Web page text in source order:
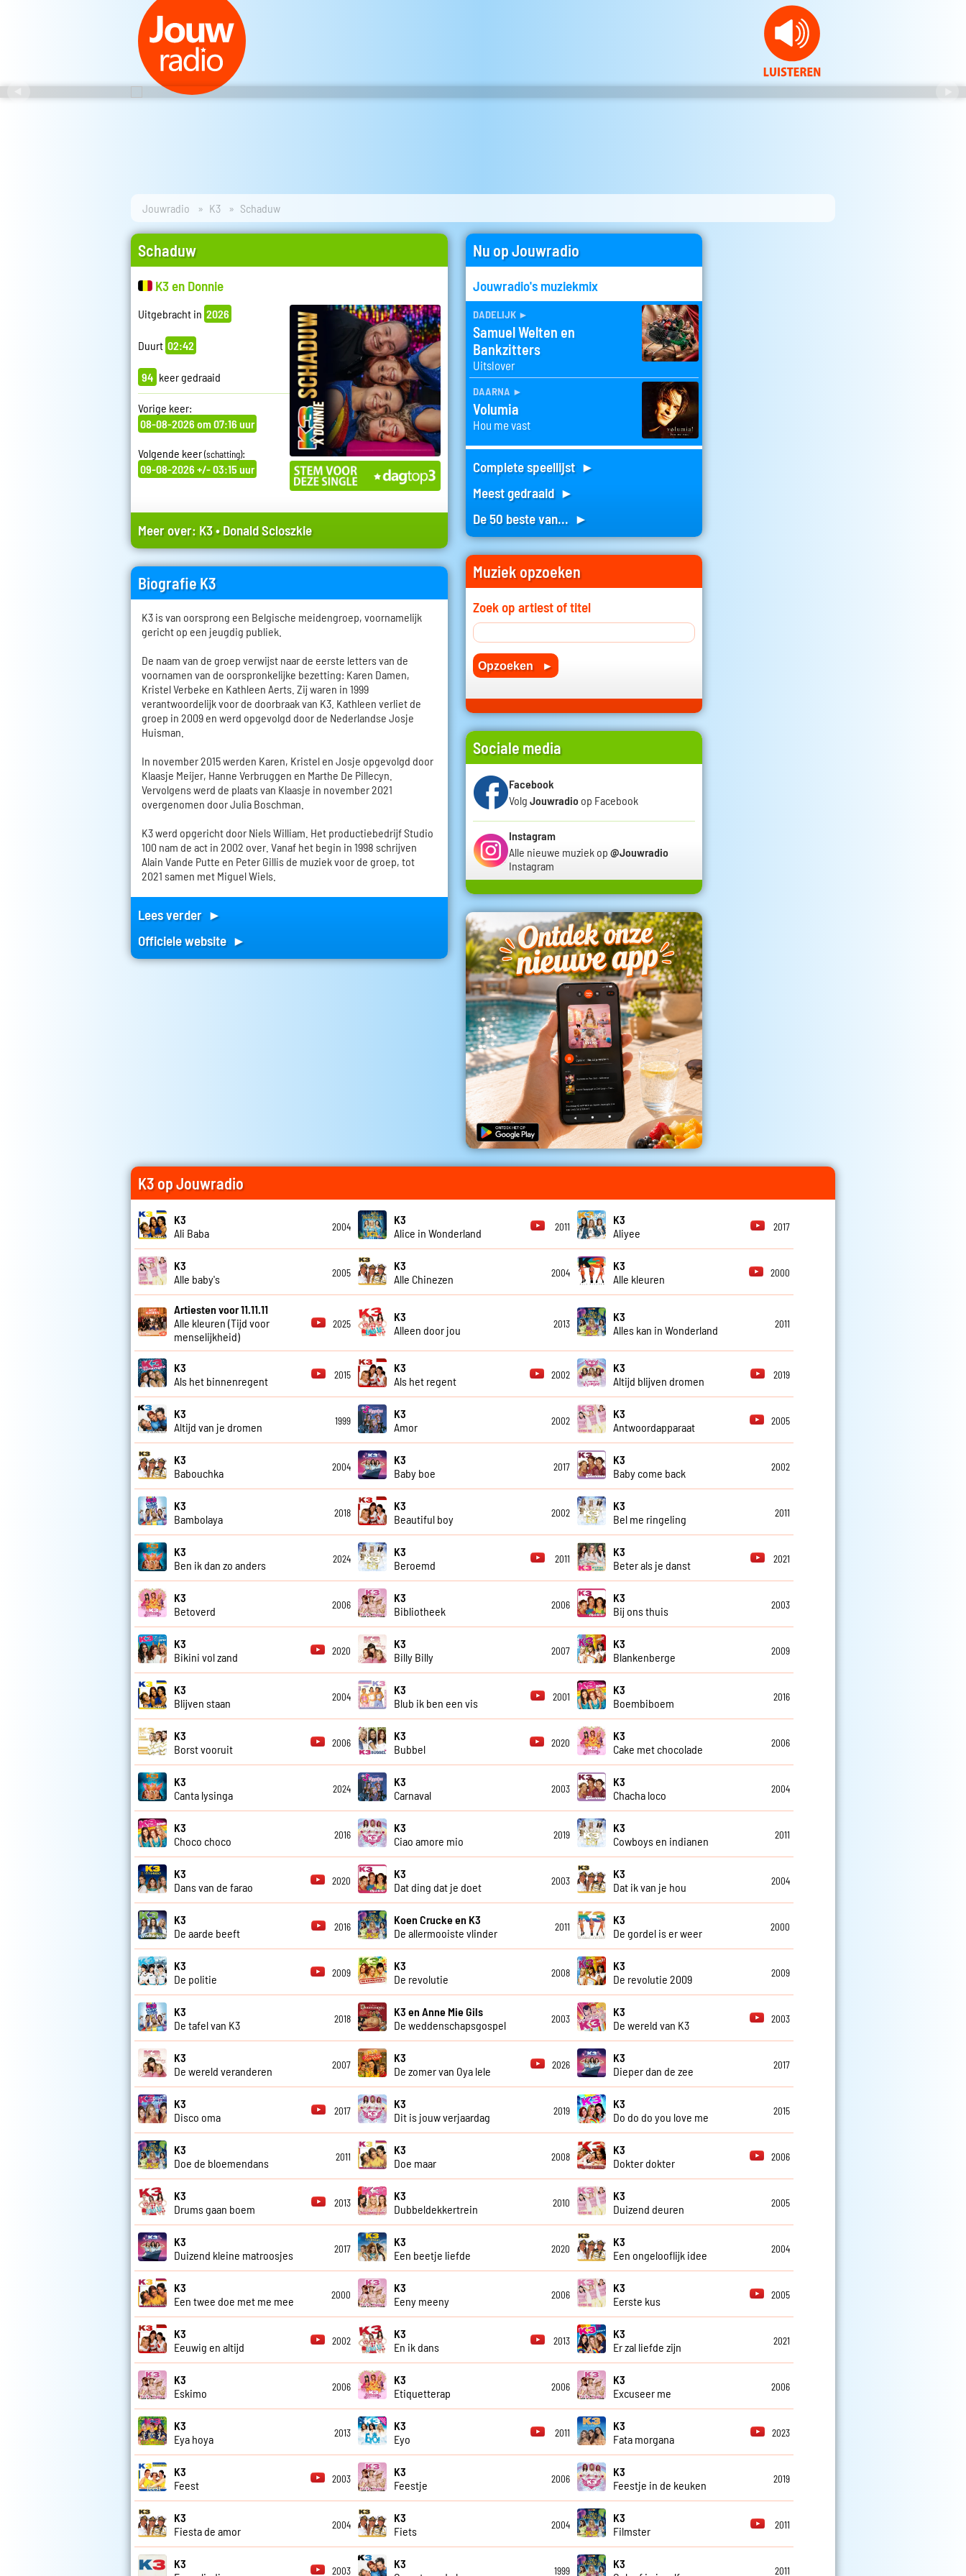
Jouwradio K3 Schaduw
Schaduw
K3 en Donnie
Uitgebracht in 2026
Duurt 02:42
94 keer gedraaid
Vorige keer:
08-08-2026 om 07:16 uur
Volgende keer(schatting):
09-08-2026 +/- 03:15 uur
Meer over: K3•Donald Scloszkie
Biografie K3
K3 is van oorsprong een Belgische meidengroep, voornamelijk
gericht op een jeugdig publiek.
De naam van de groep verwijst naar de eerste letters van de
voornamen van de oorspronkelijke bezetting: Karen Damen,
Kristel Verbeke en Kathleen Aerts. Zij waren in 1999
verantwoordelijk voor de doorbraak van K3. Kathleen verliet de
groep in 2009 en werd opgevolgd door de Nederlandse Josje
Huisman.
In november 2015 werden Karen, Kristel en Josje opgevolgd door
Klaasje Meijer, Hanne Verbruggen en Marthe De Pillecyn.
Vervolgens werd de plaats van Klaasje in november 2021
overgenomen door Julia Boschman.
K3 werd opgericht door Niels William. Het productiebedrijf Studio
100 nam de act in 2002 over. Vanaf het begin in 1998 schrijven
Alain Vande Putte en Peter Gillis de muziek voor de groep, tot
2021 samen met Miguel Wiels.
Lees verder ►
Officiele website ►
Nu op Jouwradio
Jouwradio's muziekmix
dadelijk ►
Samuel Welten en
Bankzitters
Uitslover
daarna ►
Volumia
Hou me vast
Complete speellijst ►
Meest gedraaid ►
De 50 beste van... ►
Muziek opzoeken
Zoek op artiest of titel
Sociale media
Facebook
Volg Jouwradio op Facebook
Instagram
Alle nieuwe muziek op @Jouwradio
Instagram
K3 op Jouwradio
K3
Ali Baba
2004
K3
Alice in Wonderland
2011
K3
Aliyee
2017
K3
Alle baby's
2005
K3
Alle Chinezen
2004
K3
Alle kleuren
2000
Artiesten voor 11.11.11
Alle kleuren (Tijd voor
menselijkheid)
2025
K3
Alleen door jou
2013
K3
Alles kan in Wonderland
2011
K3
Als het binnenregent
2015
K3
Als het regent
2002
K3
Altijd blijven dromen
2019
K3
Altijd van je dromen
1999
K3
Amor
2002
K3
Antwoordapparaat
2005
K3
Babouchka
2004
K3
Baby boe
2017
K3
Baby come back
2002
K3
Bambolaya
2018
K3
Beautiful boy
2002
K3
Bel me ringeling
2011
K3
Ben ik dan zo anders
2024
K3
Beroemd
2011
K3
Beter als je danst
2021
K3
Betoverd
2006
K3
Bibliotheek
2006
K3
Bij ons thuis
2003
K3
Bikini vol zand
2020
K3
Billy Billy
2007
K3
Blankenberge
2009
K3
Blijven staan
2004
K3
Blub ik ben een vis
2001
K3
Boembiboem
2016
K3
Borst vooruit
2006
K3
Bubbel
2020
K3
Cake met chocolade
2006
K3
Canta lysinga
2024
K3
Carnaval
2003
K3
Chacha loco
2004
K3
Choco choco
2016
K3
Ciao amore mio
2019
K3
Cowboys en indianen
2011
K3
Dans van de farao
2020
K3
Dat ding dat je doet
2003
K3
Dat ik van je hou
2004
K3
De aarde beeft
2016
Koen Crucke en K3
De allermooiste vlinder
2011
K3
De gordel is er weer
2000
K3
De politie
2009
K3
De revolutie
2008
K3
De revolutie 2009
2009
K3
De tafel van K3
2018
K3 en Anne Mie Gils
De weddenschapsgospel
2003
K3
De wereld van K3
2003
K3
De wereld veranderen
2007
K3
De zomer van Oya lele
2026
K3
Dieper dan de zee
2017
K3
Disco oma
2017
K3
Dit is jouw verjaardag
2019
K3
Do do do you love me
2015
K3
Doe de bloemendans
2011
K3
Doe maar
2008
K3
Dokter dokter
2006
K3
Drums gaan boem
2013
K3
Dubbeldekkertrein
2010
K3
Duizend deuren
2005
K3
Duizend kleine matroosjes
2017
K3
Een beetje liefde
2020
K3
Een ongelooflijk idee
2004
K3
Een twee doe met me mee
2000
K3
Eeny meeny
2006
K3
Eerste kus
2005
K3
Eeuwig en altijd
2002
K3
En ik dans
2013
K3
Er zal liefde zijn
2021
K3
Eskimo
2006
K3
Etiquetterap
2006
K3
Excuseer me
2006
K3
Eya hoya
2013
K3
Eyo
2011
K3
Fata morgana
2023
K3
Feest
2003
K3
Feestje
2006
K3
Feestje in de keuken
2019
K3
Fiesta de amor
2004
K3
Fiets
2004
K3
Filmster
2011
K3
2003
K3
1999
K3
2011